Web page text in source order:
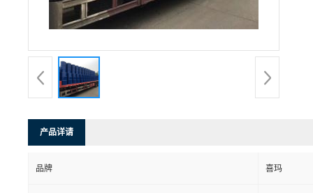
产品详请
品牌 喜玛